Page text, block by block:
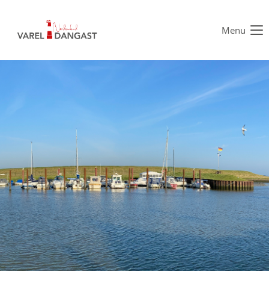
Der Eintrag "offcanvas-col1" existiert leider nicht.
Der Eintrag "offcanvas-col2" existiert leider nicht.
Der Eintrag "offcanvas-col4" existiert leider nicht.
Menu